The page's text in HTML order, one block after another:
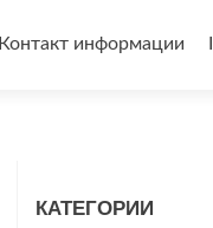
Контакт информации
КАТЕГОРИИ